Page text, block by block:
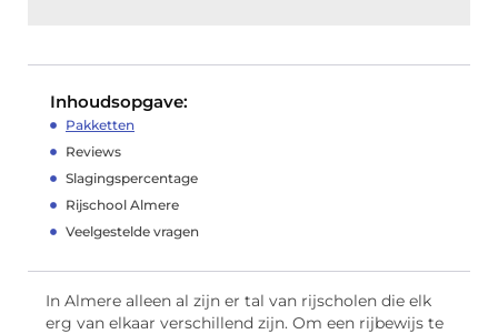
Inhoudsopgave:
Pakketten
Reviews
Slagingspercentage
Rijschool Almere
Veelgestelde vragen
In Almere alleen al zijn er tal van rijscholen die elk
erg van elkaar verschillend zijn. Om een rijbewijs te